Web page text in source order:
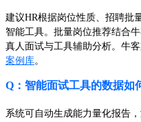
建议HR根据岗位性质、招聘批
智能工具。批量岗位推荐结合
真人面试与工具辅助分析。牛
案例库。
Q：智能面试工具的数据如
系统可自动生成能力量化报告